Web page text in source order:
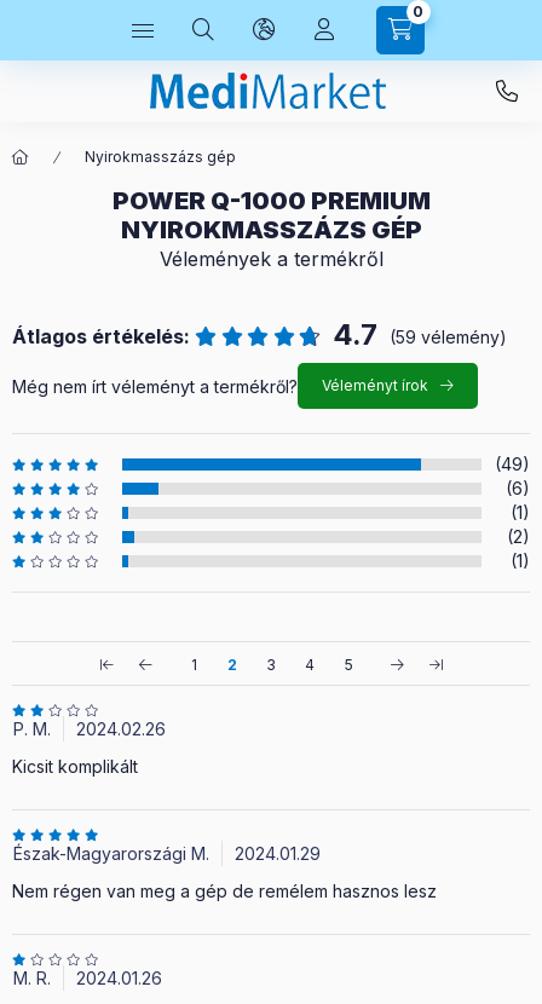
0
Nyirokmasszázs gép
POWER Q-1000 PREMIUM
NYIROKMASSZÁZS GÉP
Vélemények a termékről
Átlagos értékelés: 4.7 (59 vélemény)
Még nem írt véleményt a termékről? Véleményt írok
(49)
(6)
(1)
(2)
(1)
1 2 3 4 5
P. M.
2024.02.26
Kicsit komplikált
Észak-Magyarországi M.
2024.01.29
Nem régen van meg a gép de remélem hasznos lesz
M. R.
2024.01.26